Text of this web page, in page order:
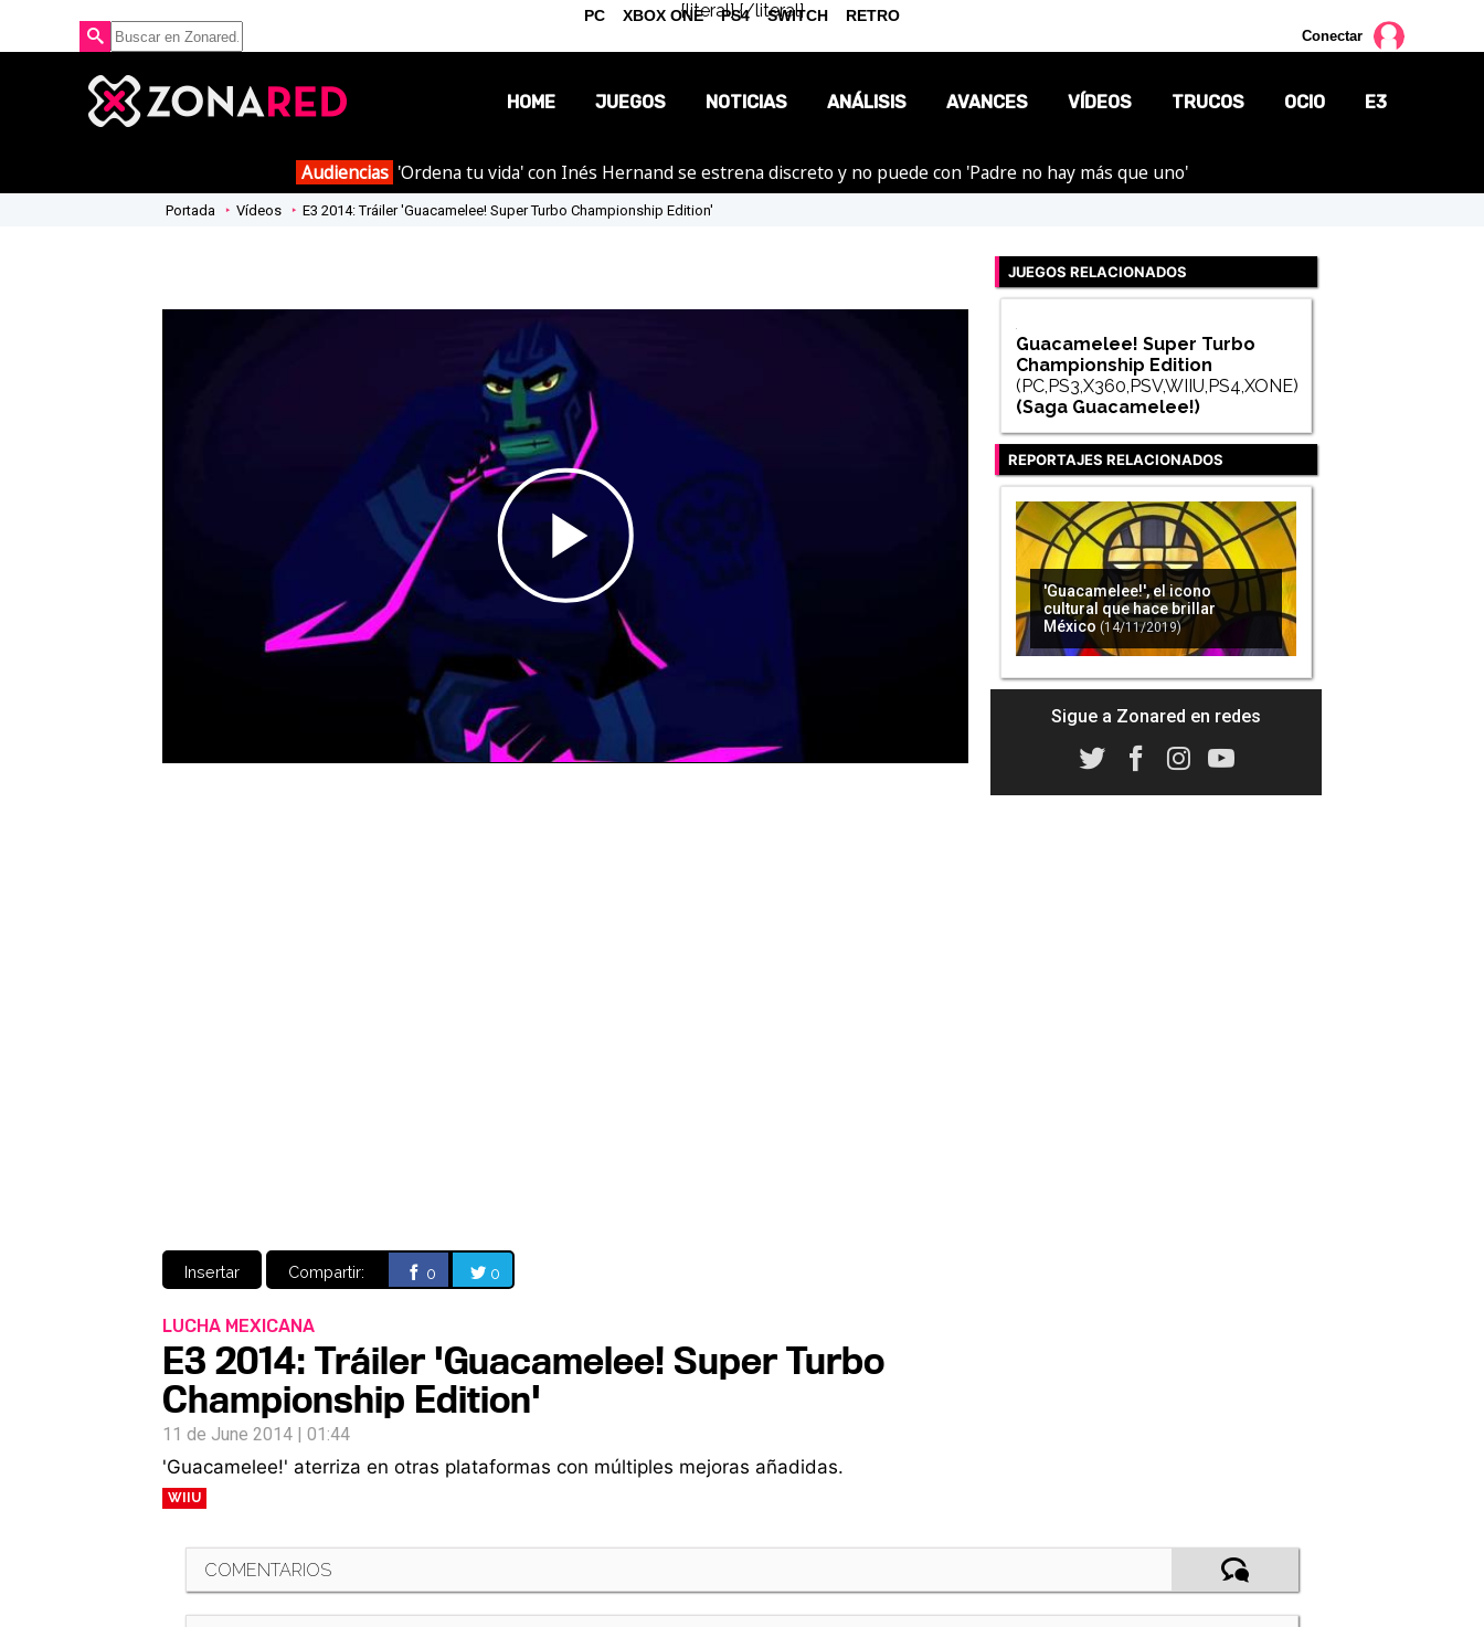
{literal}{/literal}
Conectar
HOME JUEGOS NOTICIAS
OPINIÓN
ANÁLISIS AVANCES VÍDEOS TRUCOS OCIO E3
Audiencias 'Ordena tu vida' con Inés Hernand se estrena discreto y no puede con 'Padre no hay más que uno'
Portada Vídeos E3 2014: Tráiler 'Guacamelee! Super Turbo Championship Edition'
Play
Video
Insertar Compartir: 0 0
LUCHA MEXICANA
E3 2014: Tráiler 'Guacamelee! Super Turbo
Championship Edition'
11 de June 2014 | 01:44
'Guacamelee!' aterriza en otras plataformas con múltiples mejoras añadidas.
WIIU
JUEGOS RELACIONADOS
Guacamelee! Super Turbo
Championship Edition
(PC,PS3,X360,PSV,WIIU,PS4,XONE)
(Saga Guacamelee!)
REPORTAJES RELACIONADOS
'Guacamelee!', el icono
cultural que hace brillar
México (14/11/2019)
Sigue a Zonared en redes
COMENTARIOS
PC XBOX ONE PS4 SWITCH RETRO